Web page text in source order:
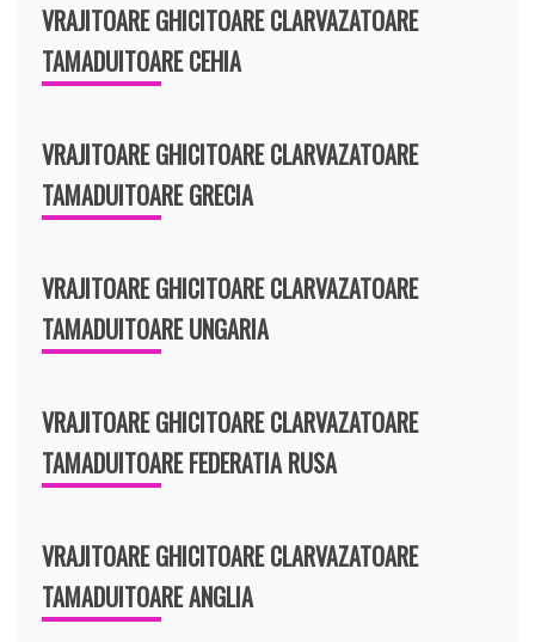
VRAJITOARE GHICITOARE CLARVAZATOARE
TAMADUITOARE CEHIA
VRAJITOARE GHICITOARE CLARVAZATOARE
TAMADUITOARE GRECIA
VRAJITOARE GHICITOARE CLARVAZATOARE
TAMADUITOARE UNGARIA
VRAJITOARE GHICITOARE CLARVAZATOARE
TAMADUITOARE FEDERATIA RUSA
VRAJITOARE GHICITOARE CLARVAZATOARE
TAMADUITOARE ANGLIA